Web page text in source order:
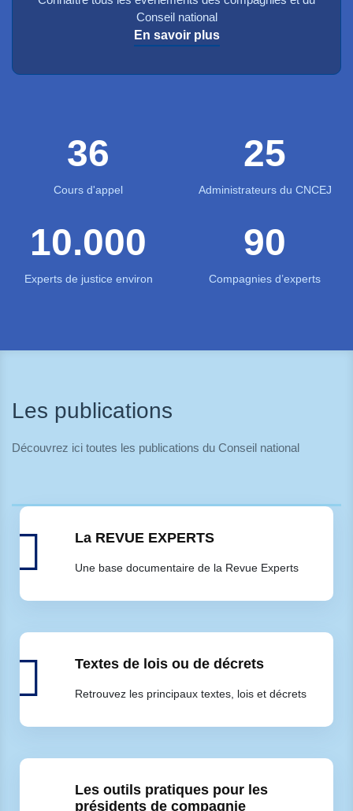
Connaître tous les évènements des compagnies et du
Conseil national
En savoir plus
36
Cours d'appel
25
10.000
Experts de justice environ
90
Compagnies d’experts
Les publications
Découvrez ici toutes les publications du Conseil national
La REVUE EXPERTS
Une base documentaire de la Revue Experts
Textes de lois ou de décrets
Retrouvez les principaux textes, lois et décrets
Les outils pratiques pour les